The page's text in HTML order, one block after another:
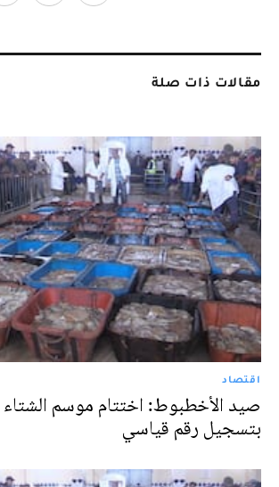
مقالات ذات صلة
اقتصاد
بتسجيل رقم قياسي